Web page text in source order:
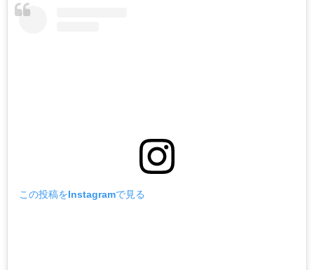
この投稿をInstagramで見る